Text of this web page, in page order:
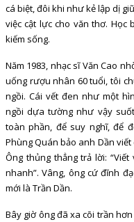
cá biệt, đôi khi như kẻ lập dị
việc cật lực cho văn thơ. Học
kiếm sống.
Năm 1983, nhạc sĩ Văn Cao
uống rượu nhân 60 tuổi, tôi
ngồi. Cái vết đen như một
ngồi dựa tường như vậy
toàn phần, để suy nghĩ, để
Phùng Quán bảo anh Dần
Ông thủng thẳng trả lời:
nhanh”. Vâng, ông cứ đĩnh
mới là Trần Dần.
Bây giờ ông đã xa cõi trần